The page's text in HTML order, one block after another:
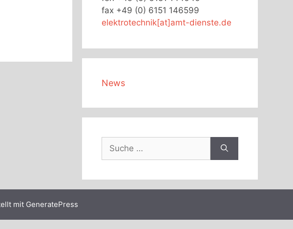
fax +49 (0) 6151 146599
elektrotechnik[at]amt-dienste.de
News
nach:
mit GeneratePress